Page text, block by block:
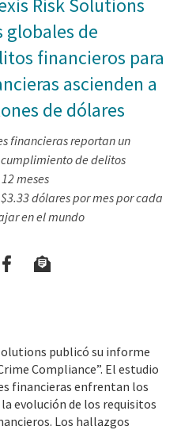
Risk Solutions
globales de
financieros para
ascienden a
de dólares
financieras reportan un
de delitos
meses
dólares por mes por cada
en el mundo
publicó su informe
Compliance”. El estudio
financieras enfrentan los
evolución de los requisitos
Los hallazgos